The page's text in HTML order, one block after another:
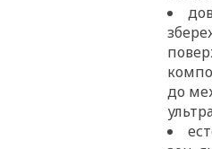
до